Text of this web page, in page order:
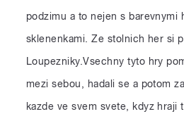
podzimu a to nejen s
sklenenkami. Ze stolnich her si
Loupezniky.Vsechny tyto hry
mezi sebou, hadali se a potom
kazde ve svem svete, kdyz hraji